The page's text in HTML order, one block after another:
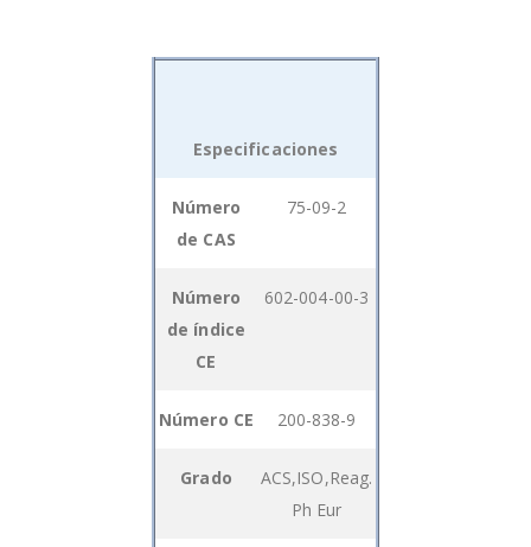
Especificaciones
Número
de CAS
75-09-2
Número
de índice
CE
602-004-00-3
Número CE 200-838-9
Grado
ACS,ISO,Reag.
Ph Eur